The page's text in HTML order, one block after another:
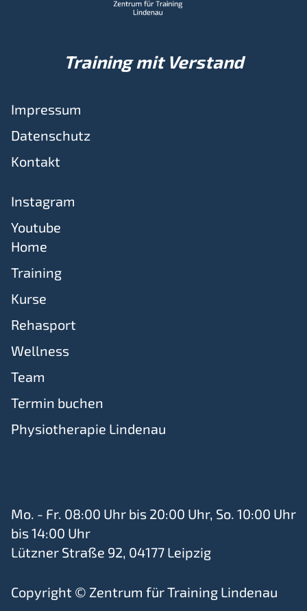
Training mit Verstand
Impressum
Datenschutz
Kontakt
Instagram
Youtube
Home
Training
Kurse
Rehasport
Wellness
Team
Termin buchen
Physiotherapie Lindenau
Mo. - Fr. 08:00 Uhr bis 20:00 Uhr, So. 10:00 Uhr
bis 14:00 Uhr
Lützner Straße 92, 04177 Leipzig
Copyright © Zentrum für Training Lindenau